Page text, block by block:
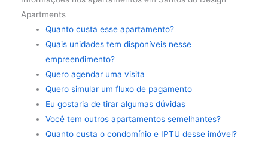
Apartments
Quanto custa esse apartamento?
Quais unidades tem disponíveis nesse
empreendimento?
Quero agendar uma visita
Quero simular um fluxo de pagamento
Eu gostaria de tirar algumas dúvidas
Você tem outros apartamentos semelhantes?
Quanto custa o condomínio e IPTU desse imóvel?